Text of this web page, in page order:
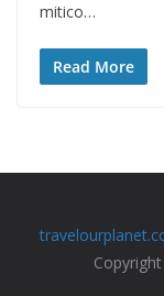
mitico…
Read More